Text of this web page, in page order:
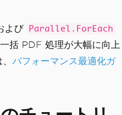
よび Parallel.ForEach
括 PDF 処理が大幅に向上
パフォーマンス最適化ガ